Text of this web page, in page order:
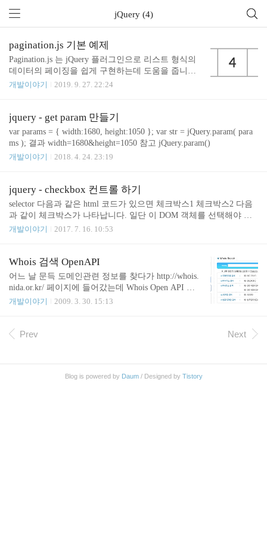
jQuery (4)
pagination.js 기본 예제
Pagination.js 는 jQuery 플러그인으로 리스트 형식의
데이터의 페이징을 쉽게 구현하는데 도움을 줍니다.
Pagination.js 를 제공하는 공식홈페이지 (https://pagina
사용해 보는 사람이 바로 사용해 보기는 어렵습니다.
그래서 살을 좀 더 붙여서 예제를 만들어 보았습니
다. 아래는 예제의 전체 소스 코드 입니다. 동작하는
모습을 보고 싶으시면 아래 링크에서 확인 해 보시기
바랍니다. See the Pen pagination.js sample by June Ki
서 js 와 css 불러 오기 ..
개발이야기 2019. 9. 27. 22:24
jquery - get param 만들기
var params = { width:1680, height:1050 }; var str = jQuery.param( para
ms ); 결과 width=1680&height=1050 참고 jQuery.param()
개발이야기
2018. 4. 24. 23:19
jquery - checkbox 컨트롤 하기
selector 다음과 같은 html 코드가 있으면 체크박스1 체크박스2 다음
과 같이 체크박스가 나타납니다. 일단 이 DOM 객체를 선택해야 합
니다. 이 DOM 객체를 찾아서 선택하는 방법에는 여러가지가 있지만
$("#checkboxId1") 아래와 같은 방법도 가능한데 위의 방법이 가장
간단하죠? $("input:checkbox[id=checkboxId]) $("input[type=checkbox]
[id=checkboxId]) $("input:checkbox#checkboxId") name 으로 선택하려
개발이야기 2017. 7. 16. 10:53
Whois 검색 OpenAPI
어느 날 문득 도메인관련 정보를 찾다가 http://whois.
nida.or.kr/ 페이지에 들어갔는데 Whois Open API 가
눈에 띄더군요. 작년 언젠가 부터 지원되고 있었던
다.. E-Mail과 사용목적을 입력하면 신청확인용 이메
아래는 사용안내 페이지 입니다. 각 필드에 대한 설
개발이야기 2009. 3. 30. 15:13
Prev Next
Blog is powered by Daum/ Designed by Tistory